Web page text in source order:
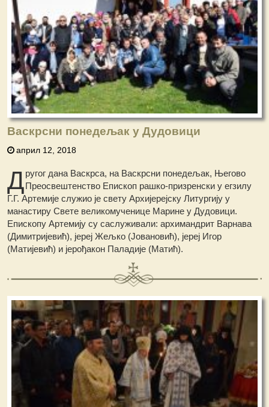
Васкрсни понедељак у Дудовици
април 12, 2018
Другог дана Васкрса, на Васкрсни понедељак, Његово
Преосвештенство Епископ рашко-призренски у егзилу
Г.Г. Артемије служио је свету Архијерејску Литургију у
манастиру Свете великомученице Марине у Дудовици.
Епископу Артемију су саслуживали: архимандрит Варнава
(Димитријевић), јереј Жељко (Јовановић), јереј Игор
(Матијевић) и јерођакон Паладије (Матић).